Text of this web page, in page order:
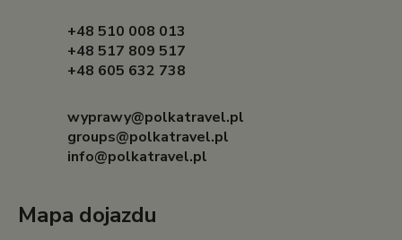
+48 510 008 013
+48 517 809 517
+48 605 632 738
wyprawy@polkatravel.pl
groups@polkatravel.pl
info@polkatravel.pl
Mapa dojazdu